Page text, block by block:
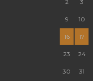
2 3
9 10
16 17
23 24
30 31